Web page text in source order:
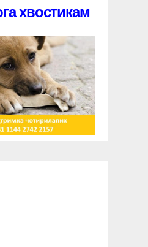
хвостикам